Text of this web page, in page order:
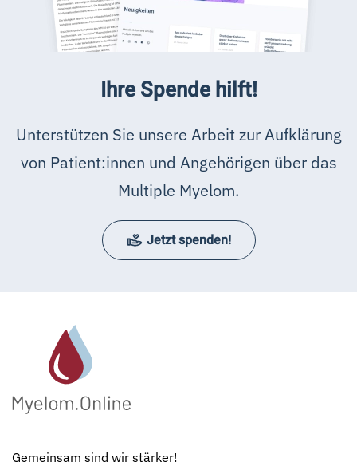
Ihre Spende hilft!
Unterstützen Sie unsere Arbeit zur Aufklärung
von Patient:innen und Angehörigen über das
Multiple Myelom.
Jetzt spenden!
Gemeinsam sind wir stärker!